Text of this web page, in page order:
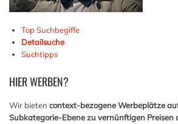
Top Suchbegiffe
Detailsuche
Suchtipps
HIERWERBEN?
Wir bieten context-bezogene Werbeplätze
Subkategorie-Ebene zu vernünftigen Preisen